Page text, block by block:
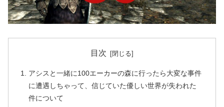
目次
アシスと一緒に100エーカーの森に行ったら大変な事件
に遭遇しちゃって、信じていた優しい世界が失われた
件について